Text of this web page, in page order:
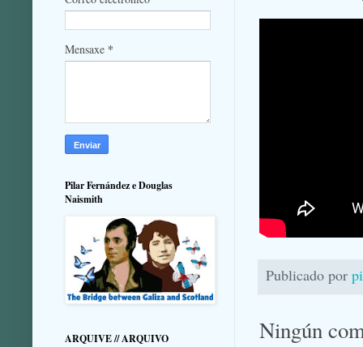
Publicado por
Ningún
Mensaxe *
Pilar Fernández e Douglas
Naismith
ARQUIVE // ARQUIVO